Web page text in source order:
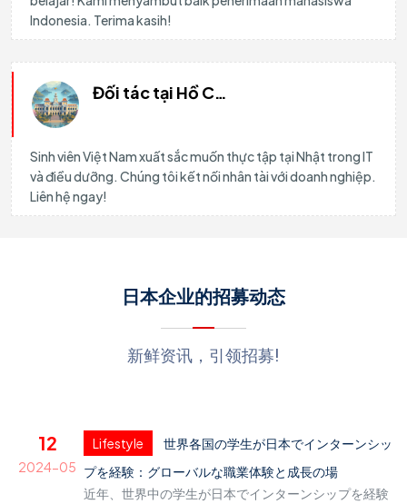
Indonesia. Terima kasih!
Đối tác tại Hồ Chí Minh
Sinh viên Việt Nam xuất sắc muốn thực tập tại Nhật trong IT
và điều dưỡng. Chúng tôi kết nối nhân tài với doanh nghiệp.
Liên hệ ngay!
日本企业的招募动态
新鲜资讯，引领招募!
12
2024-05
Lifestyle
世界各国の学生が日本でインターンシッ
プを経験：グローバルな職業体験と成長の場
近年、世界中の学生が日本でインターンシップを経験